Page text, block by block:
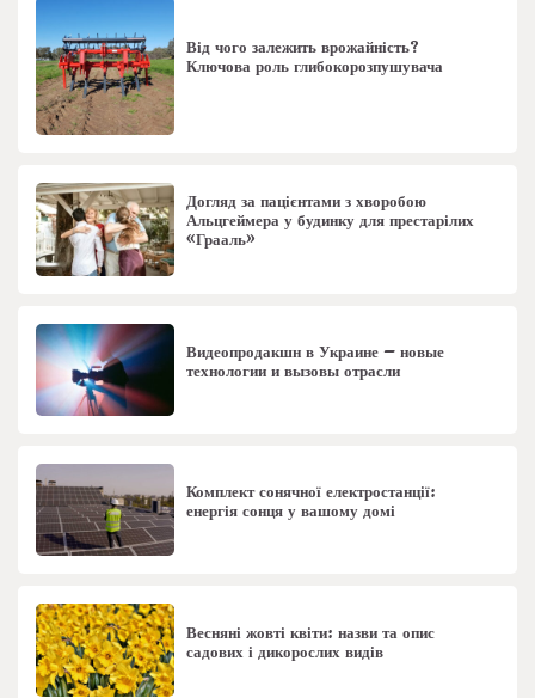
Від чого залежить врожайність?
Ключова роль глибокорозпушувача
Догляд за пацієнтами з хворобою
Альцгеймера у будинку для престарілих
«Грааль»
Видеопродакшн в Украине – новые
технологии и вызовы отрасли
Комплект сонячної електростанції:
енергія сонця у вашому домі
Весняні жовті квіти: назви та опис
садових і дикорослих видів